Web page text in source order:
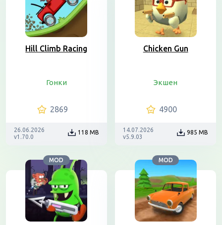
Hill Climb Racing
Гонки
2869
26.06.2026
v1.70.0
118 MB
Chicken Gun
Экшен
4900
14.07.2026
v5.9.03
985 MB
MOD MOD